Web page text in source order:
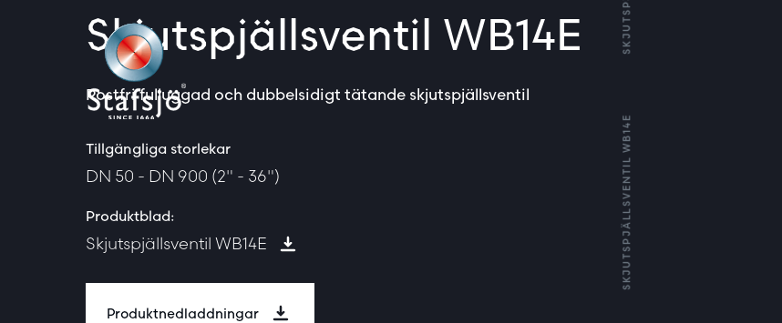
SKJUTSPJÄLLSVENTIL WB14E
Skjutspjällsventil WB14E
Rostfri fulluggad och dubbelsidigt tätande skjutspjällsventil
Tillgängliga storlekar
DN 50 - DN 900 (2" - 36")
Produktblad:
Skjutspjällsventil WB14E
Produktnedladdningar